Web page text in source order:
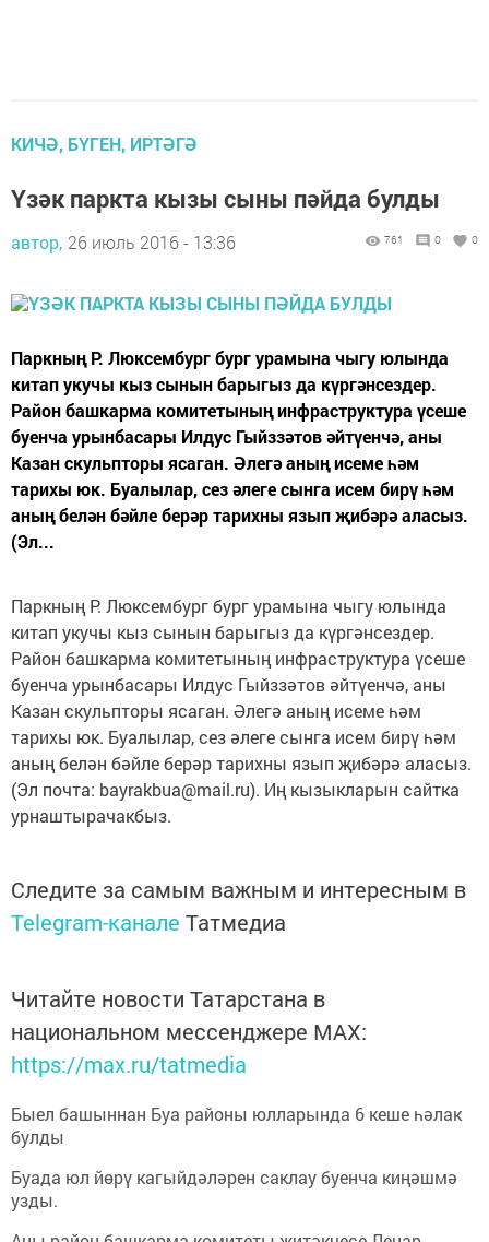
КИЧӘ, БҮГЕН, ИРТӘГӘ
Үзәк паркта кызы сыны пәйда булды
автор, 26 июль 2016 - 13:36 761 0 0
Паркның Р. Люксембург бург урамына чыгу юлында
китап укучы кыз сынын барыгыз да күргәнсездер.
Район башкарма комитетының инфраструктура үсеше
буенча урынбасары Илдус Гыйззәтов әйтүенчә, аны
Казан скульпторы ясаган. Әлегә аның исеме һәм
тарихы юк. Буалылар, сез әлеге сынга исем бирү һәм
аның белән бәйле берәр тарихны язып җибәрә аласыз.
(Эл...
Паркның Р. Люксембург бург урамына чыгу юлында
китап укучы кыз сынын барыгыз да күргәнсездер.
Район башкарма комитетының инфраструктура үсеше
буенча урынбасары Илдус Гыйззәтов әйтүенчә, аны
Казан скульпторы ясаган. Әлегә аның исеме һәм
тарихы юк. Буалылар, сез әлеге сынга исем бирү һәм
аның белән бәйле берәр тарихны язып җибәрә аласыз.
(Эл почта: bayrakbua@mail.ru). Иң кызыкларын сайтка
урнаштырачакбыз.
Следите за самым важным и интересным в
Telegram-канале Татмедиа
Читайте новости Татарстана в
национальном мессенджере MАХ:
https://max.ru/tatmedia
Быел башыннан Буа районы юлларында 6 кеше һәлак
булды
Буада юл йөрү кагыйдәләрен саклау буенча киңәшмә
узды.